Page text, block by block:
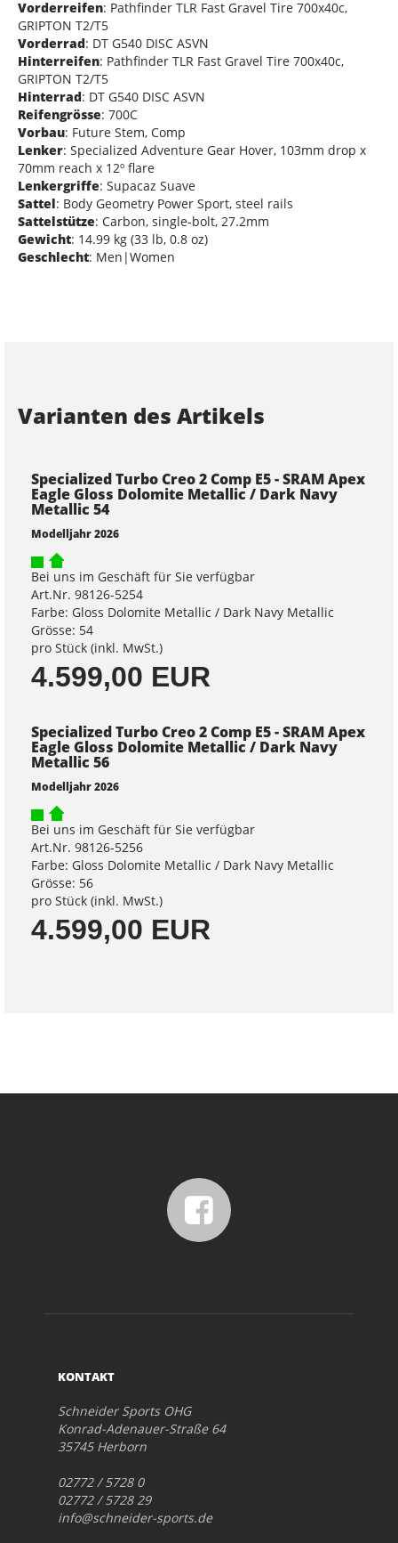
Vorderreifen: Pathfinder TLR Fast Gravel Tire 700x40c,
GRIPTON T2/T5
Vorderrad: DT G540 DISC ASVN
Hinterreifen: Pathfinder TLR Fast Gravel Tire 700x40c,
GRIPTON T2/T5
Hinterrad: DT G540 DISC ASVN
Reifengrösse: 700C
Vorbau: Future Stem, Comp
Lenker: Specialized Adventure Gear Hover, 103mm drop x
70mm reach x 12º flare
Lenkergriffe: Supacaz Suave
Sattel: Body Geometry Power Sport, steel rails
Sattelstütze: Carbon, single-bolt, 27.2mm
Gewicht: 14.99 kg (33 lb, 0.8 oz)
Geschlecht: Men|Women
Varianten des Artikels
Specialized Turbo Creo 2 Comp E5 - SRAM Apex
Eagle Gloss Dolomite Metallic / Dark Navy
Metallic 54
Modelljahr 2026
Bei uns im Geschäft für Sie verfügbar
Art.Nr. 98126-5254
Farbe: Gloss Dolomite Metallic / Dark Navy Metallic
Grösse: 54
pro Stück (inkl. MwSt.)
4.599,00 EUR
Specialized Turbo Creo 2 Comp E5 - SRAM Apex
Eagle Gloss Dolomite Metallic / Dark Navy
Metallic 56
Modelljahr 2026
Bei uns im Geschäft für Sie verfügbar
Art.Nr. 98126-5256
Farbe: Gloss Dolomite Metallic / Dark Navy Metallic
Grösse: 56
pro Stück (inkl. MwSt.)
4.599,00 EUR
KONTAKT
Schneider Sports OHG
Konrad-Adenauer-Straße 64
35745 Herborn
02772 / 5728 0
02772 / 5728 29
info@schneider-sports.de